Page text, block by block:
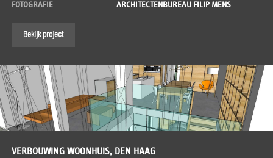
FOTOGRAFIE
ARCHITECTENBUREAU FILIP MENS
Bekijk project
VERBOUWING WOONHUIS, DEN HAAG